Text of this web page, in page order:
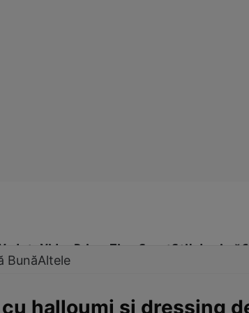
Video Prime Time SportStil de viață
BunăAltele
cu halloumi şi dressing